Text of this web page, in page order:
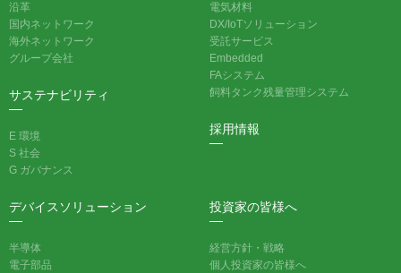
沿革
国内ネットワーク
海外ネットワーク
グループ会社
サステナビリティ
E 環境
S 社会
G ガバナンス
電気材料
DX/IoTソリューション
受託サービス
Embedded
FAシステム
飼料タンク残量管理システム
採用情報
デバイスソリューション
半導体
電子部品
投資家の皆様へ
経営方針・戦略
個人投資家の皆様へ